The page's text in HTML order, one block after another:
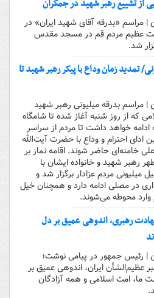
از تشییع رهبر شهید در جمکران
| مراسم «بدرقه آقای شهید ایران» در
عظیم مردم قم در مسجد مقدس
شد.
تمدید زمان وداع با پیکر رهبر شهید تا
| مراسم بدرقه میلیونی رهبر شهید
که از روز شنبه آغاز شده تا شامگاه
ادامه خواهد داشت تا مردم از سراسر
ادای احترام و وداع با حضرت آیت‌الله
خامنه‌ای حاضر شوند. اقامه نماز بر
رهبر شهید و خانواده ایشان با
میلیونی مردم عزادار برگزار شد و
در مصلی ادامه دارد و همچنان خیل
محوطه می‌شوند.
رهبری، اندوهی عمیق بر دل
| رئیس جمهور در پیامی نوشت؛
عظیم‌الشأن ایران، اندوهی عمیق بر
ما، امت اسلامی و همه آزادگان